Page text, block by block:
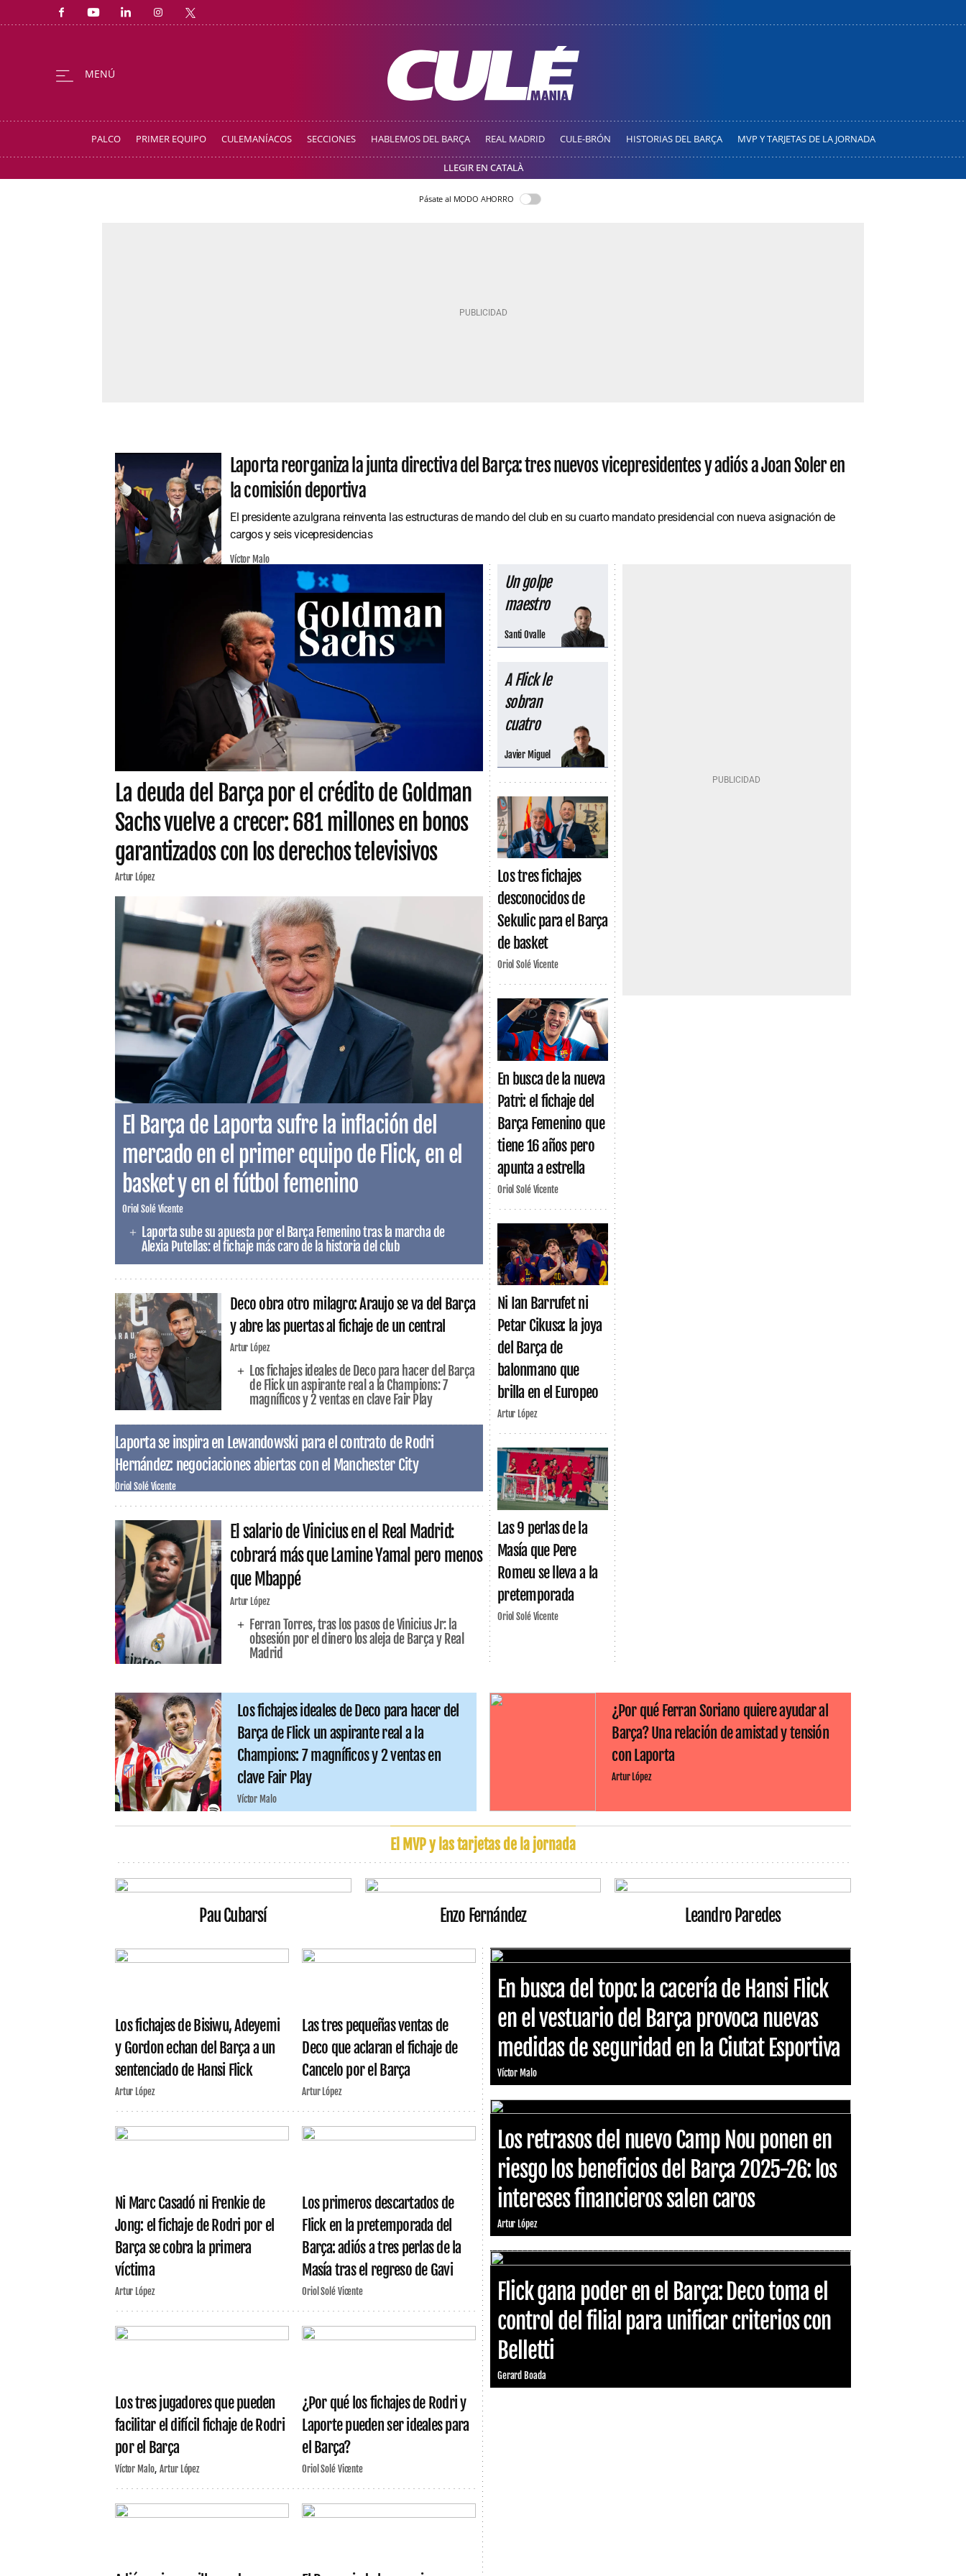
PALCO PRIMER EQUIPO CULEMANÍACOS SECCIONES HABLEMOS DEL BARÇA REAL MADRID CULE-BRÓN HISTORIAS DEL BARÇA MVP Y TARJETAS DE LA JORNADA
LLEGIR EN CATALÀ
Pásate al MODO AHORRO
Laporta reorganiza la junta directiva del Barça: tres nuevos vicepresidentes y adiós a Joan Soler en
la comisión deportiva
El presidente azulgrana reinventa las estructuras de mando del club en su cuarto mandato presidencial con nueva asignación de
cargos y seis vicepresidencias
Víctor Malo
La deuda del Barça por el crédito de Goldman
Sachs vuelve a crecer: 681 millones en bonos
garantizados con los derechos televisivos
Artur López
El Barça de Laporta sufre la inflación del
mercado en el primer equipo de Flick, en el
basket y en el fútbol femenino
Oriol Solé Vicente
Laporta sube su apuesta por el Barça Femenino tras la marcha de
Alexia Putellas: el fichaje más caro de la historia del club
Deco obra otro milagro: Araujo se va del Barça
y abre las puertas al fichaje de un central
Artur López
Los fichajes ideales de Deco para hacer del Barça
de Flick un aspirante real a la Champions: 7
magníficos y 2 ventas en clave Fair Play
Laporta se inspira en Lewandowski para el contrato de Rodri
Hernández: negociaciones abiertas con el Manchester City
Oriol Solé Vicente
El salario de Vinicius en el Real Madrid:
cobrará más que Lamine Yamal pero menos
que Mbappé
Artur López
Ferran Torres, tras los pasos de Vinicius Jr: la
obsesión por el dinero los aleja de Barça y Real
Madrid
Un golpe
maestro
Santi Ovalle
A Flick le
sobran
cuatro
Javier Miguel
Los tres fichajes
desconocidos de
Sekulic para el Barça
de basket
Oriol Solé Vicente
En busca de la nueva
Patri: el fichaje del
Barça Femenino que
tiene 16 años pero
apunta a estrella
Oriol Solé Vicente
Ni Ian Barrufet ni
Petar Cikusa: la joya
del Barça de
balonmano que
brilla en el Europeo
Artur López
Las 9 perlas de la
Masía que Pere
Romeu se lleva a la
pretemporada
Oriol Solé Vicente
Los fichajes ideales de Deco para hacer del
Barça de Flick un aspirante real a la
Champions: 7 magníficos y 2 ventas en
clave Fair Play
Víctor Malo
¿Por qué Ferran Soriano quiere ayudar al
Barça? Una relación de amistad y tensión
con Laporta
Artur López
El MVP y las tarjetas de la jornada
Pau Cubarsí Enzo Fernández Leandro Paredes
Los fichajes de Bisiwu, Adeyemi
y Gordon echan del Barça a un
sentenciado de Hansi Flick
Artur López
Las tres pequeñas ventas de
Deco que aclaran el fichaje de
Cancelo por el Barça
Artur López
Ni Marc Casadó ni Frenkie de
Jong: el fichaje de Rodri por el
Barça se cobra la primera
víctima
Artur López
Los primeros descartados de
Flick en la pretemporada del
Barça: adiós a tres perlas de la
Masía tras el regreso de Gavi
Oriol Solé Vicente
Los tres jugadores que pueden
facilitar el difícil fichaje de Rodri
por el Barça
Víctor Malo Artur López
¿Por qué los fichajes de Rodri y
Laporte pueden ser ideales para
el Barça?
Oriol Solé Vicente
En busca del topo: la cacería de Hansi Flick
en el vestuario del Barça provoca nuevas
medidas de seguridad en la Ciutat Esportiva
Víctor Malo
Los retrasos del nuevo Camp Nou ponen en
riesgo los beneficios del Barça 2025-26: los
intereses financieros salen caros
Artur López
Flick gana poder en el Barça: Deco toma el
control del filial para unificar criterios con
Belletti
Gerard Boada